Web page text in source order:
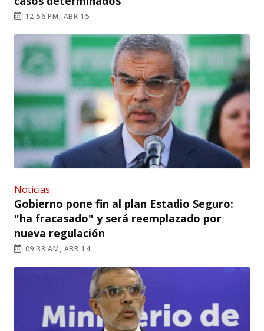
12:56 PM, ABR 15
Noticias
Gobierno pone fin al plan Estadio Seguro:
"ha fracasado" y será reemplazado por
nueva regulación
09:33 AM, ABR 14